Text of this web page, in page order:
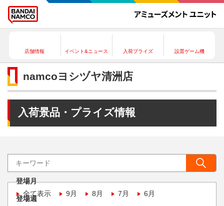
店舗情報 イベント&ニュース 入荷プライズ 設置ゲーム機
namcoヨシヅヤ清洲店
入荷景品・プライズ情報
登場月
全て表示
9月 8月 7月 6月
登場週